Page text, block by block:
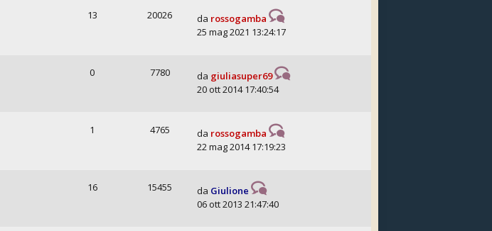
13 20026 da rossogamba
25 mag 2021 13:24:17
0 7780 da giuliasuper69
20 ott 2014 17:40:54
1 4765 da rossogamba
22 mag 2014 17:19:23
16 15455 da Giulione
06 ott 2013 21:47:40